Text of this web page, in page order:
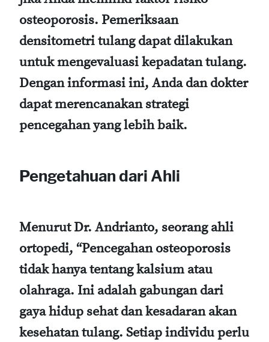
osteoporosis. Pemeriksaan
densitometri tulang dapat dilakukan
untuk mengevaluasi kepadatan tulang.
Dengan informasi ini, Anda dan dokter
dapat merencanakan strategi
pencegahan yang lebih baik.
Pengetahuan dari Ahli
Menurut Dr. Andrianto, seorang ahli
ortopedi, “Pencegahan osteoporosis
tidak hanya tentang kalsium atau
olahraga. Ini adalah gabungan dari
gaya hidup sehat dan kesadaran akan
kesehatan tulang. Setiap individu perlu